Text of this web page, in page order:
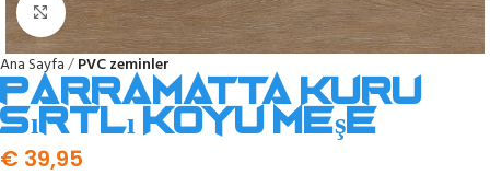
Ana Sayfa PVC zeminler
Parramatta kuru
sırtlı koyu meşe
€ 39,95
Click to enlarge